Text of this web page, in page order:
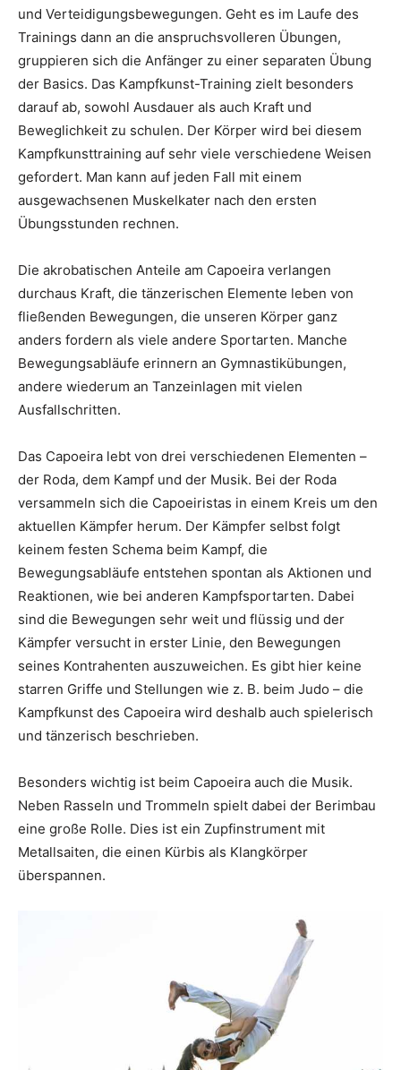
und Verteidigungsbewegungen. Geht es im Laufe des
Trainings dann an die anspruchsvolleren Übungen,
gruppieren sich die Anfänger zu einer separaten Übung
der Basics. Das Kampfkunst-Training zielt besonders
darauf ab, sowohl Ausdauer als auch Kraft und
Beweglichkeit zu schulen. Der Körper wird bei diesem
Kampfkunsttraining auf sehr viele verschiedene Weisen
gefordert. Man kann auf jeden Fall mit einem
ausgewachsenen Muskelkater nach den ersten
Übungsstunden rechnen.
Die akrobatischen Anteile am Capoeira verlangen
durchaus Kraft, die tänzerischen Elemente leben von
fließenden Bewegungen, die unseren Körper ganz
anders fordern als viele andere Sportarten. Manche
Bewegungsabläufe erinnern an Gymnastikübungen,
andere wiederum an Tanzeinlagen mit vielen
Ausfallschritten.
Das Capoeira lebt von drei verschiedenen Elementen –
der Roda, dem Kampf und der Musik. Bei der Roda
versammeln sich die Capoeiristas in einem Kreis um den
aktuellen Kämpfer herum. Der Kämpfer selbst folgt
keinem festen Schema beim Kampf, die
Bewegungsabläufe entstehen spontan als Aktionen und
Reaktionen, wie bei anderen Kampfsportarten. Dabei
sind die Bewegungen sehr weit und flüssig und der
Kämpfer versucht in erster Linie, den Bewegungen
seines Kontrahenten auszuweichen. Es gibt hier keine
starren Griffe und Stellungen wie z. B. beim Judo – die
Kampfkunst des Capoeira wird deshalb auch spielerisch
und tänzerisch beschrieben.
Besonders wichtig ist beim Capoeira auch die Musik.
Neben Rasseln und Trommeln spielt dabei der Berimbau
eine große Rolle. Dies ist ein Zupfinstrument mit
Metallsaiten, die einen Kürbis als Klangkörper
überspannen.